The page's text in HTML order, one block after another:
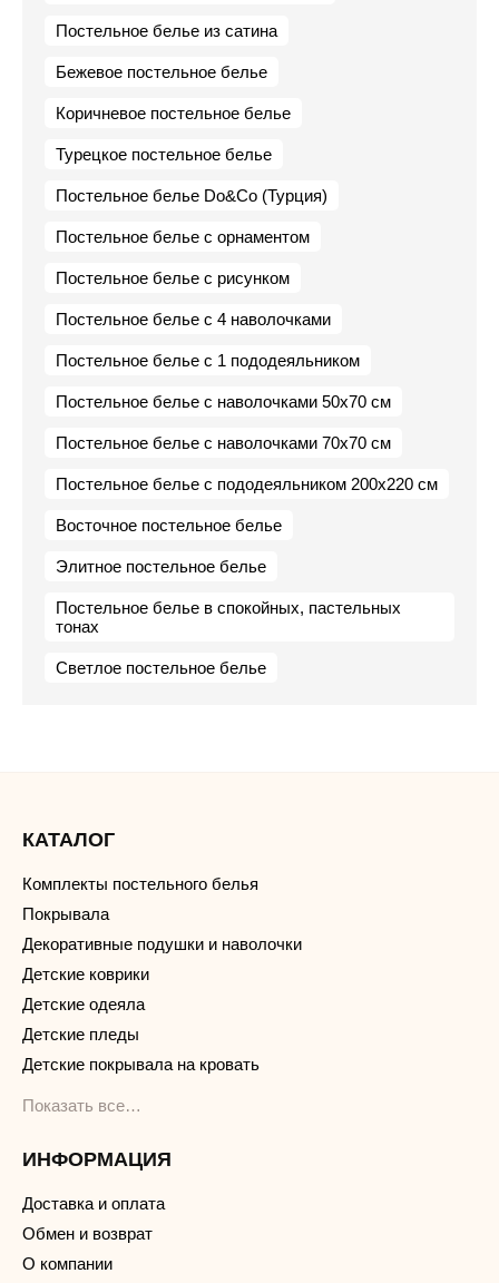
Постельное белье из сатина
Бежевое постельное белье
Коричневое постельное белье
Турецкое постельное белье
Постельное белье Do&Co (Турция)
Постельное белье с орнаментом
Постельное белье с рисунком
Постельное белье с 4 наволочками
Постельное белье с 1 пододеяльником
Постельное белье с наволочками 50х70 см
Постельное белье с наволочками 70х70 см
Постельное белье с пододеяльником 200х220 см
Восточное постельное белье
Элитное постельное белье
Постельное белье в спокойных, пастельных
тонах
Светлое постельное белье
КАТАЛОГ
Комплекты постельного белья
Покрывала
Декоративные подушки и наволочки
Детские коврики
Детские одеяла
Детские пледы
Детские покрывала на кровать
Показать все…
ИНФОРМАЦИЯ
Доставка и оплата
Обмен и возврат
О компании